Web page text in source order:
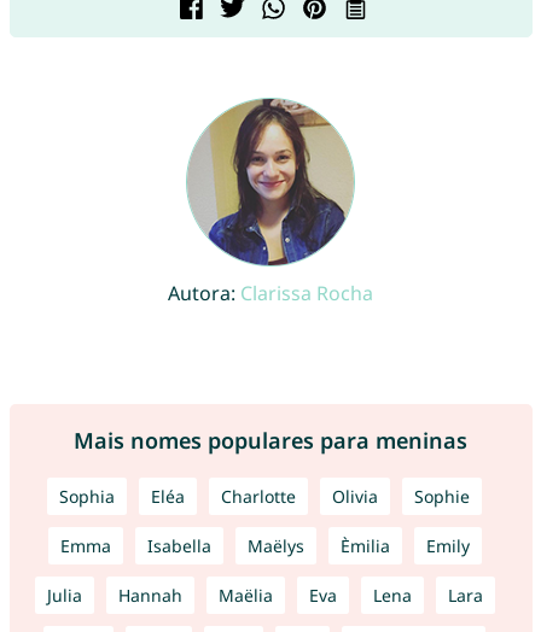
Autora: Clarissa Rocha
Mais nomes populares para meninas
Sophia Eléa Charlotte Olivia Sophie
Emma Isabella Maëlys Èmilia Emily
Julia Hannah Maëlia Eva Lena Lara